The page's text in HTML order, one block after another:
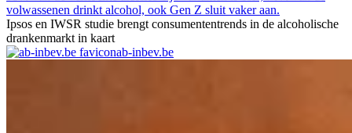
volwassenen drinkt alcohol, ook Gen Z sluit vaker aan.
Ipsos en IWSR studie brengt consumententrends in de alcoholische
drankenmarkt in kaart
ab-inbev.be